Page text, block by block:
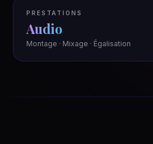
PRESTATIONS
Audio
Montage · Mixage · Égalisation